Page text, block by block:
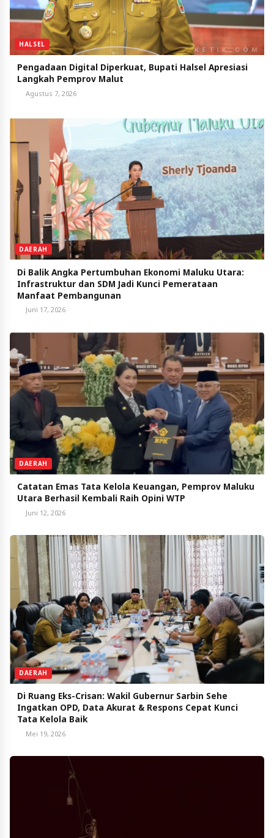
HALSEL
Pengadaan Digital Diperkuat, Bupati Halsel Apresiasi
Langkah Pemprov Malut
Agustus 7, 2026
DAERAH
Di Balik Angka Pertumbuhan Ekonomi Maluku Utara:
Infrastruktur dan SDM Jadi Kunci Pemerataan
Manfaat Pembangunan
Juni 17, 2026
DAERAH
Catatan Emas Tata Kelola Keuangan, Pemprov Maluku
Juni 12, 2026
DAERAH
Di Ruang Eks-Crisan: Wakil Gubernur Sarbin Sehe
Ingatkan OPD, Data Akurat & Respons Cepat Kunci
Tata Kelola Baik
Mei 19, 2026